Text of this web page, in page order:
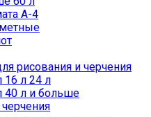
А-4
рисования и черчения
л 24 л
л и больше